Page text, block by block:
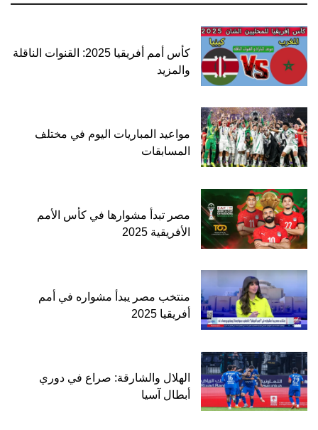
كأس أمم أفريقيا 2025: القنوات الناقلة
والمزيد
مواعيد المباريات اليوم في مختلف
المسابقات
مصر تبدأ مشوارها في كأس الأمم
الأفريقية 2025
منتخب مصر يبدأ مشواره في أمم
أفريقيا 2025
الهلال والشارقة: صراع في دوري
أبطال آسيا